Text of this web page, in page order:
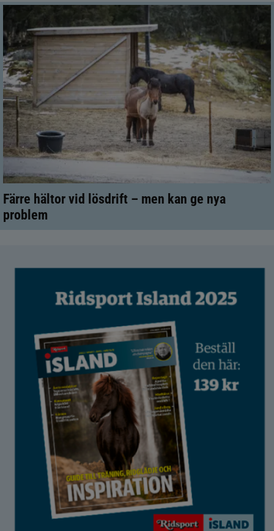
Färre hältor vid lösdrift – men kan ge nya
problem